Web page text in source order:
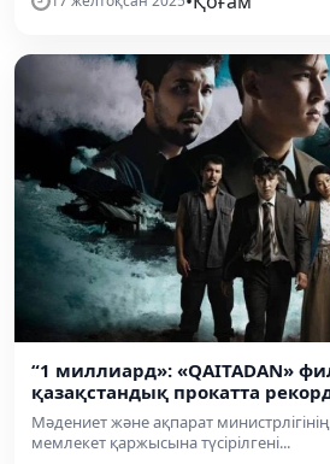
“1 миллиард»: «QAITADAN»
қазақстандық прокатта
Мәдениет және ақпарат
мемлекет қаржысына түсірілгені...